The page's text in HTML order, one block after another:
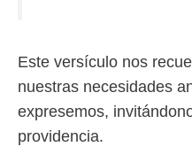
Este versículo nos
nuestras necesidades
expresemos,
providencia.